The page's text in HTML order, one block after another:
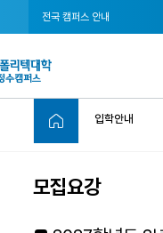
전국 캠퍼스 안내
입학안내
모집요강